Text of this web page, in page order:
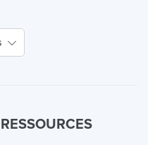
RESSOURCES